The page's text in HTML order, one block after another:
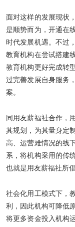
面对这样的发展现状
是顺势而为，开通在
时代发展机遇。不过
教育机构在尝试搭建
教育机构更好完成转
过完善发展自身服务
案。
同用友薪福社合作，
其规划，为其量身定
高、运营难情况的线
系，将机构采用的传
也就是用友薪福社所
社会化用工模式下，
利，因此机构可降低
将更多资金投入机构